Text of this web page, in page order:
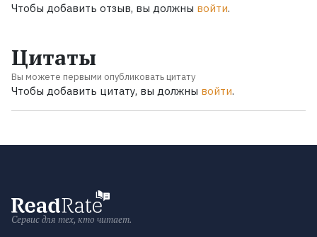
Чтобы добавить отзыв, вы должны войти.
Цитаты
Вы можете первыми опубликовать цитату
Чтобы добавить цитату, вы должны войти.
Сервис для тех, кто читает.